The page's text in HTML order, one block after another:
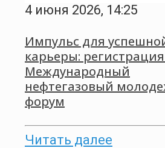
4 июня 2026, 14:25
Импульс для
карьеры:
Международный
нефтегазовый
форум
Читать далее